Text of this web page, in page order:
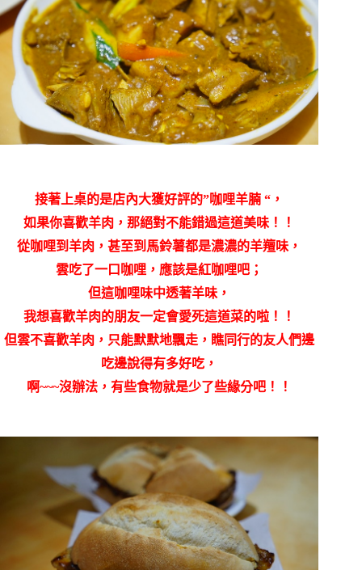
接著上桌的是店內大獲好評的”咖哩羊腩 “，
如果你喜歡羊肉，那絕對不能錯過這道美味！！
從咖哩到羊肉，甚至到馬鈴薯都是濃濃的羊羶味，
雲吃了一口咖哩，應該是紅咖哩吧；
但這咖哩味中透著羊味，
我想喜歡羊肉的朋友一定會愛死這道菜的啦！！
但雲不喜歡羊肉，只能默默地飄走，瞧同行的友人們邊
吃邊說得有多好吃，
啊~~~沒辦法，有些食物就是少了些緣分吧！！